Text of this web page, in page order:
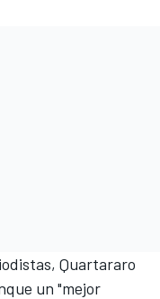
Quartararo
un "mejor